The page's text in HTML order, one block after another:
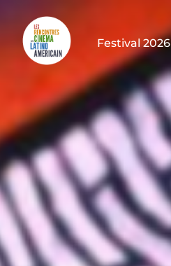
Festival 2026